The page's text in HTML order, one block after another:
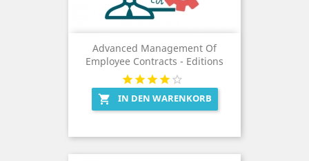
Advanced Management Of
Employee Contracts - Editions
 IN DEN WARENKORB